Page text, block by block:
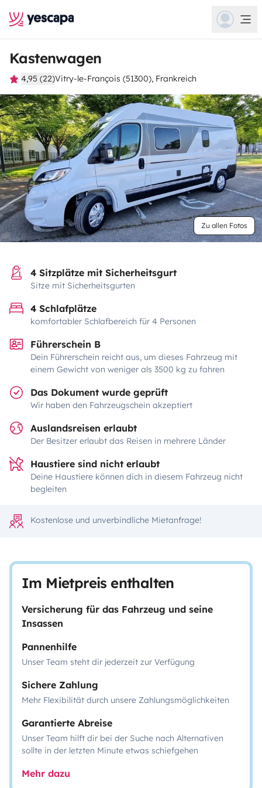
Kastenwagen
4,95 (22)Vitry-le-François (51300), Frankreich
Zu allen Fotos
4 Sitzplätze mit Sicherheitsgurt
Sitze mit Sicherheitsgurten
4 Schlafplätze
komfortabler Schlafbereich für 4 Personen
Führerschein B
Dein Führerschein reicht aus, um dieses Fahrzeug mit
einem Gewicht von weniger als 3500 kg zu fahren
Das Dokument wurde geprüft
Wir haben den Fahrzeugschein akzeptiert
Auslandsreisen erlaubt
Der Besitzer erlaubt das Reisen in mehrere Länder
Haustiere sind nicht erlaubt
Deine Haustiere können dich in diesem Fahrzeug nicht
begleiten
Kostenlose und unverbindliche Mietanfrage!
Im Mietpreis enthalten
Versicherung für das Fahrzeug und seine
Insassen
Pannenhilfe
Unser Team steht dir jederzeit zur Verfügung
Sichere Zahlung
Mehr Flexibilität durch unsere Zahlungsmöglichkeiten
Garantierte Abreise
Unser Team hilft dir bei der Suche nach Alternativen
sollte in der letzten Minute etwas schiefgehen
Mehr dazu